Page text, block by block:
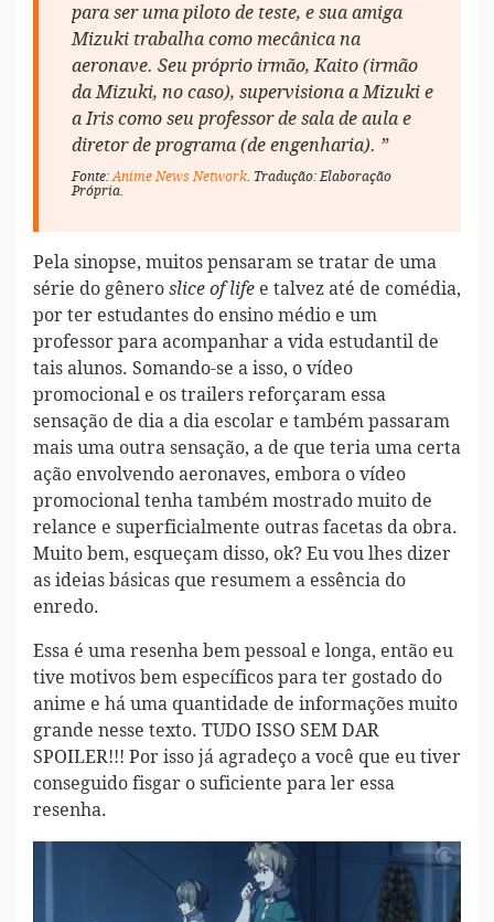
para ser uma piloto de teste, e sua amiga
Mizuki trabalha como mecânica na
aeronave. Seu próprio irmão, Kaito (irmão
da Mizuki, no caso), supervisiona a Mizuki e
a Iris como seu professor de sala de aula e
diretor de programa (de engenharia). ”
Fonte: Anime News Network. Tradução: Elaboração
Própria.
Pela sinopse, muitos pensaram se tratar de uma
série do gênero slice of life e talvez até de comédia,
por ter estudantes do ensino médio e um
professor para acompanhar a vida estudantil de
tais alunos. Somando-se a isso, o vídeo
promocional e os trailers reforçaram essa
sensação de dia a dia escolar e também passaram
mais uma outra sensação, a de que teria uma certa
ação envolvendo aeronaves, embora o vídeo
promocional tenha também mostrado muito de
relance e superficialmente outras facetas da obra.
Muito bem, esqueçam disso, ok? Eu vou lhes dizer
as ideias básicas que resumem a essência do
enredo.
Essa é uma resenha bem pessoal e longa, então eu
tive motivos bem específicos para ter gostado do
anime e há uma quantidade de informações muito
grande nesse texto. TUDO ISSO SEM DAR
SPOILER!!! Por isso já agradeço a você que eu tiver
conseguido fisgar o suficiente para ler essa
resenha.